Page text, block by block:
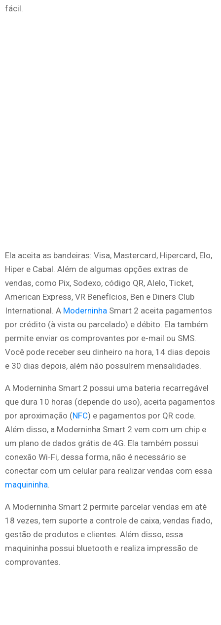
fácil.
Ela aceita as bandeiras: Visa, Mastercard, Hipercard, Elo,
Hiper e Cabal. Além de algumas opções extras de
vendas, como Pix, Sodexo, código QR, Alelo, Ticket,
American Express, VR Benefícios, Ben e Diners Club
International. A Moderninha Smart 2 aceita pagamentos
por crédito (à vista ou parcelado) e débito. Ela também
permite enviar os comprovantes por e-mail ou SMS.
Você pode receber seu dinheiro na hora, 14 dias depois
e 30 dias depois, além não possuírem mensalidades.
A Moderninha Smart 2 possui uma bateria recarregável
que dura 10 horas (depende do uso), aceita pagamentos
por aproximação (NFC) e pagamentos por QR code.
Além disso, a Moderninha Smart 2 vem com um chip e
um plano de dados grátis de 4G. Ela também possui
conexão Wi-Fi, dessa forma, não é necessário se
conectar com um celular para realizar vendas com essa
maquininha.
A Moderninha Smart 2 permite parcelar vendas em até
18 vezes, tem suporte a controle de caixa, vendas fiado,
gestão de produtos e clientes. Além disso, essa
maquininha possui bluetooth e realiza impressão de
comprovantes.